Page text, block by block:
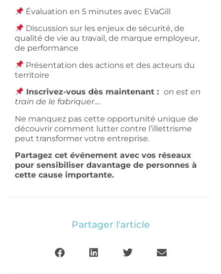
Évaluation en 5 minutes avec EVaGill
Discussion sur les enjeux de sécurité, de
qualité de vie au travail, de marque employeur,
de performance
Présentation des actions et des acteurs du
territoire
Inscrivez-vous dès maintenant :on est en
train de le fabriquer….
Ne manquez pas cette opportunité unique de
découvrir comment lutter contre l’illettrisme
peut transformer votre entreprise.
Partagez cet événement avec vos réseaux
pour sensibiliser davantage de personnes à
cette cause importante.
Partager l'article